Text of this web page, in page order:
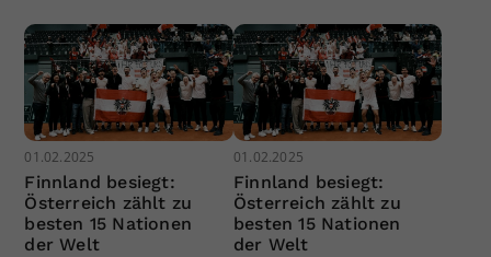
01.02.2025
Finnland besiegt:
Österreich zählt zu
besten 15 Nationen
der Welt
01.02.2025
Finnland besiegt:
Österreich zählt zu
besten 15 Nationen
der Welt